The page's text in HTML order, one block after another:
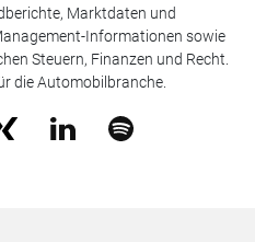
Marktdaten und
Informationen sowie
Steuern, Finanzen und Recht.
die Automobilbranche.